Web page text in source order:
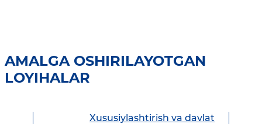
AMALGA OSHIRILAYOTGAN
LOYIHALAR
Xususiylashtirish va davlat